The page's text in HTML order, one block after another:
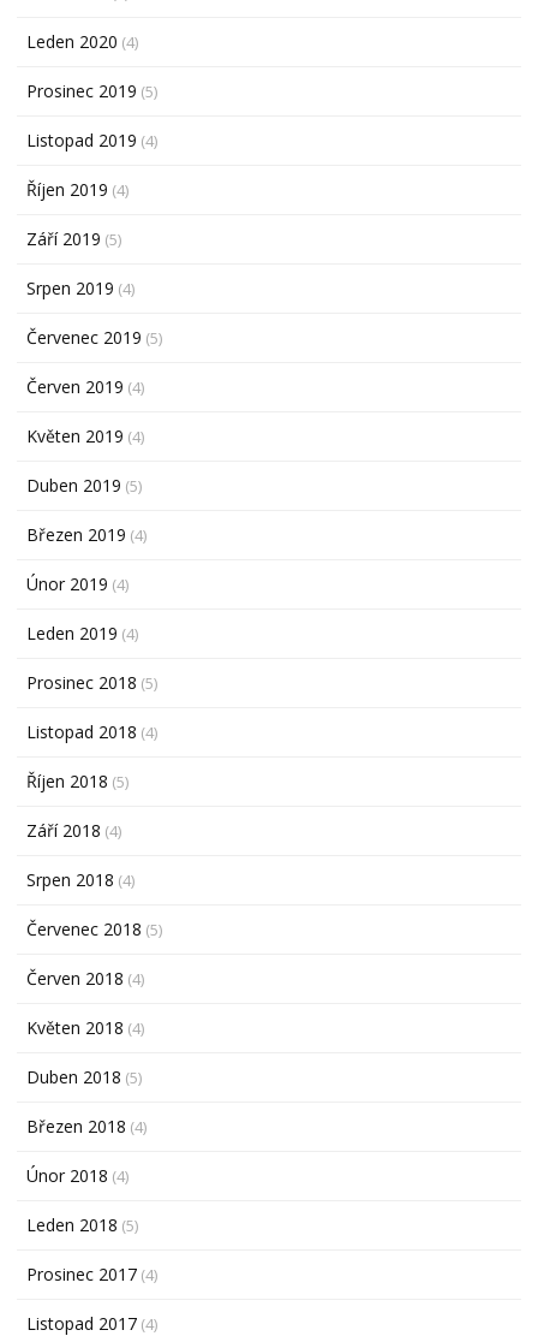
Leden 2020 (4)
Prosinec 2019 (5)
Listopad 2019 (4)
Říjen 2019 (4)
Září 2019 (5)
Srpen 2019 (4)
Červenec 2019 (5)
Červen 2019 (4)
Květen 2019 (4)
Duben 2019 (5)
Březen 2019 (4)
Únor 2019 (4)
Leden 2019 (4)
Prosinec 2018 (5)
Listopad 2018 (4)
Říjen 2018 (5)
Září 2018 (4)
Srpen 2018 (4)
Červenec 2018 (5)
Červen 2018 (4)
Květen 2018 (4)
Duben 2018 (5)
Březen 2018 (4)
Únor 2018 (4)
Leden 2018 (5)
Prosinec 2017 (4)
Listopad 2017 (4)